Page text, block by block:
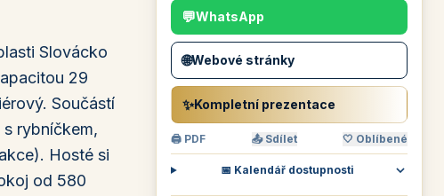
Slovácko
29
Součástí
rybníčkem,
Hosté si
od 580
💬WhatsApp
🌐Webové stránky
✨Kompletní prezentace
🖨 PDF 📤 Sdílet 🤍 Oblíbené
📅 Kalendář dostupnosti